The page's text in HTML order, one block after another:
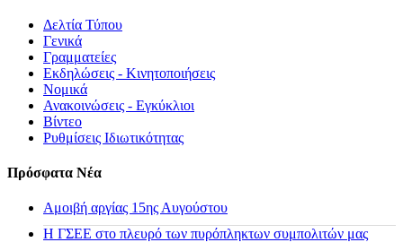
Δελτία Τύπου
Γενικά
Γραμματείες
Εκδηλώσεις - Κινητοποιήσεις
Νομικά
Ανακοινώσεις - Εγκύκλιοι
Βίντεο
Ρυθμίσεις Ιδιωτικότητας
Πρόσφατα Νέα
Αμοιβή αργίας 15ης Αυγούστου
H ΓΣΕΕ στο πλευρό των πυρόπληκτων συμπολιτών μας